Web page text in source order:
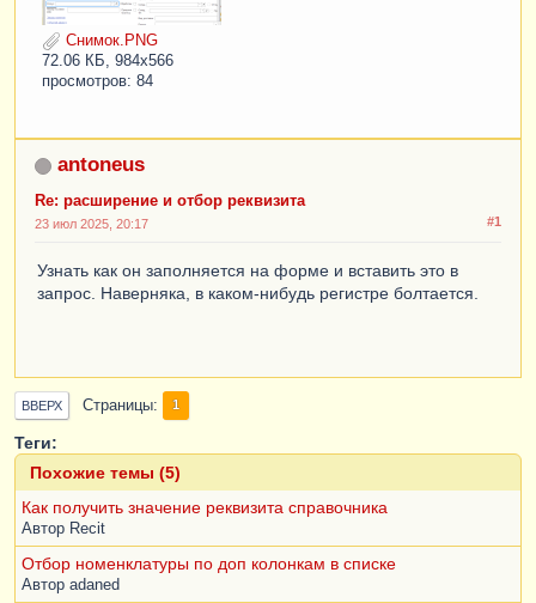
Снимок.PNG
72.06 КБ, 984x566
просмотров: 84
antoneus
Re: расширение и отбор реквизита
#1
23 июл 2025, 20:17
Узнать как он заполняется на форме и вставить это в
запрос. Наверняка, в каком-нибудь регистре болтается.
ВВЕРХ Страницы 1
Теги:
Похожие темы (5)
Как получить значение реквизита справочника
Автор Recit
Отбор номенклатуры по доп колонкам в списке
Автор adaned